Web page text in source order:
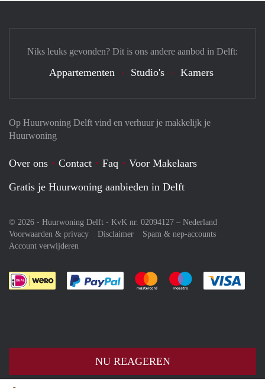
NU REAGEREN
Op Huurwoning Delft vind en verhuur je makkelijk je
Huurwoning
Over ons Contact Faq
Voor Makelaars
Gratis je Huurwoning aanbieden in Delft
© 2026 - Huurwoning Delft - KvK nr. 02094127 – Nederland
Voorwaarden & privacy
Disclaimer
Spam & nep-accounts
Account verwijderen
Je rekent gemakkelijk af met Paypal
Je rekent gemakkelijk af met
Je rekent
Niks leuks gevonden? Dit is ons andere aanbod in Delft:
Appartementen Studio's Kamers